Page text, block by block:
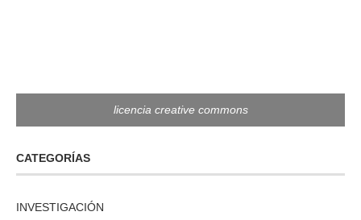
licencia creative commons
CATEGORÍAS
INVESTIGACIÓN